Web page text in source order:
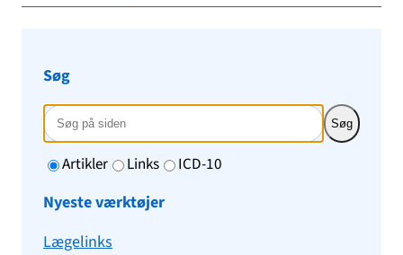
Søg
Søg
Artikler Links
ICD-10
Nyeste værktøjer
Lægelinks